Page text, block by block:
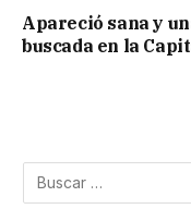
Apareció sana y
buscada en la